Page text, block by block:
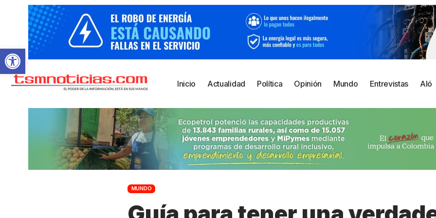
Abrir barra de herramientas
Inicio Actualidad Política Opinión Mundo Entrevistas Aló
MUNDO